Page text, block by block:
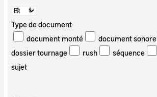
Type de document
document monté
document sonore
dossier tournage
rush
séquence
sujet